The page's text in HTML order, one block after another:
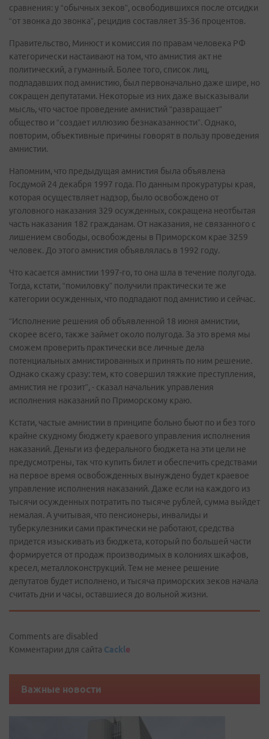
сравнения: у “обычных зеков”, освободившихся после отсидки
“от звонка до звонка”, рецидив составляет 35-36 процентов.
Правительство, Минюст и комиссия по правам человека РФ
категорически настаивают на том, что амнистия акт не
политический, а гуманный. Более того, список лиц,
подпадавших под амнистию, был первоначально даже шире, но
сокращен депутатами. Некоторые из них даже высказывали
мысль, что частое проведение амнистий “развращает”
общество и “создает иллюзию безнаказанности”. Однако,
повторим, объективные причины говорят в пользу проведения
амнистии.
Напомним, что предыдущая амнистия была объявлена
Госдумой 24 декабря 1997 года. По данным прокуратуры края,
которая осуществляет надзор, было освобождено от
уголовного наказания 329 осужденных, сокращена неотбытая
часть наказания 182 гражданам. От наказания, не связанного с
лишением свободы, освобождены в Приморском крае 3259
человек. До этого амнистия объявлялась в 1992 году.
Что касается амнистии 1997-го, то она шла в течение полугода.
Тогда, кстати, “помиловку” получили практически те же
категории осужденных, что подпадают под амнистию и сейчас.
“Исполнение решения об объявленной 18 июня амнистии,
скорее всего, также займет около полугода. За это время мы
сможем проверить практически все личные дела
потенциальных амнистированных и принять по ним решение.
Однако скажу сразу: тем, кто совершил тяжкие преступления,
амнистия не грозит”, - сказал начальник управления
исполнения наказаний по Приморскому краю.
Кстати, частые амнистии в принципе больно бьют по и без того
крайне скудному бюджету краевого управления исполнения
наказаний. Деньги из федерального бюджета на эти цели не
предусмотрены, так что купить билет и обеспечить средствами
на первое время освобожденных вынуждено будет краевое
управление исполнения наказаний. Даже если на каждого из
тысячи осужденных потратить по тысяче рублей, сумма выйдет
немалая. А учитывая, что пенсионеры, инвалиды и
туберкулезники сами практически не работают, средства
придется изыскивать из бюджета, который по большей части
формируется от продаж производимых в колониях шкафов,
кресел, металлоконструкций. Тем не менее решение
депутатов будет исполнено, и тысяча приморских зеков начала
считать дни и часы, оставшиеся до вольной жизни.
Comments are disabled
Комментарии для сайта Cackle
Важные новости